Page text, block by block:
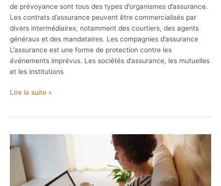
de prévoyance sont tous des types d’organismes d’assurance.
Les contrats d’assurance peuvent être commercialisés par
divers intermédiaires, notamment des courtiers, des agents
généraux et des mandataires. Les compagnies d’assurance
L’assurance est une forme de protection contre les
événements imprévus. Les sociétés d’assurance, les mutuelles
et les institutions
Qui
une
assurance
Lire la suite »